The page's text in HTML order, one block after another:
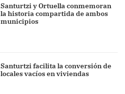
Santurtzi y Ortuella conmemoran
la historia compartida de ambos
municipios
Santurtzi facilita la conversión de
locales vacíos en viviendas